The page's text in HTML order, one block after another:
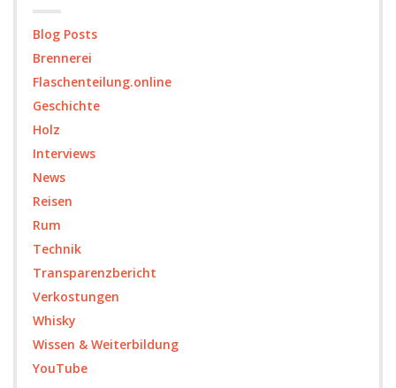
Blog Posts
Brennerei
Flaschenteilung.online
Geschichte
Holz
Interviews
News
Reisen
Rum
Technik
Transparenzbericht
Verkostungen
Whisky
Wissen & Weiterbildung
YouTube